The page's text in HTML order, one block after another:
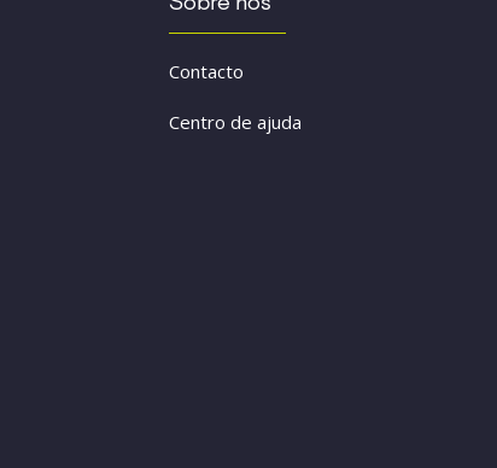
Contacto
Centro de ajuda